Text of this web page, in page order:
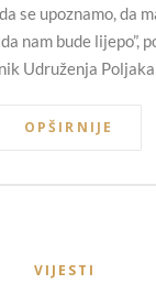
se upoznamo, da
nam bude lijepo”,
Udruženja
OPŠIRNIJE
VIJESTI